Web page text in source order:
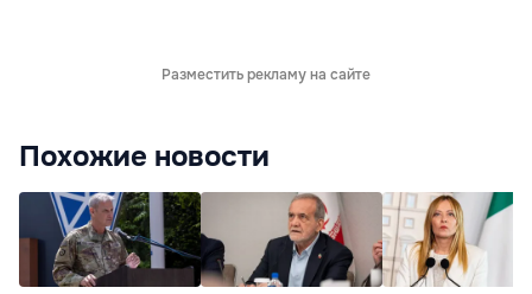
Разместить рекламу на сайте
Похожие новости